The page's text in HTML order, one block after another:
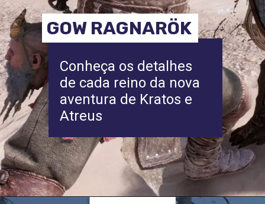
Conheça os detalhes
de cada reino da nova
aventura de Kratos e
Atreus
GOW RAGNARÖK